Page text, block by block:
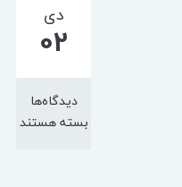
دی
02
دیدگاه‌ها
بسته هستند